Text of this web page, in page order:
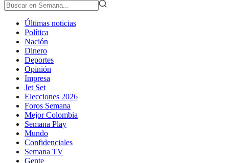
Últimas noticias
Política
Nación
Dinero
Deportes
Opinión
Impresa
Jet Set
Elecciones 2026
Foros Semana
Mejor Colombia
Semana Play
Mundo
Confidenciales
Semana TV
Gente